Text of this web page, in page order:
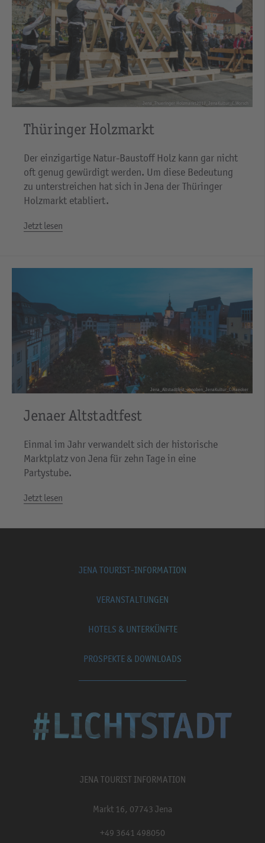
Jena_Thueringer Holzmarkt2017_JenaKultur_C.Worsch
Thüringer Holzmarkt
Der einzigartige Natur-Baustoff Holz kann gar nicht
oft genug gewürdigt werden. Um diese Bedeutung
zu unterstreichen hat sich in Jena der Thüringer
Holzmarkt etabliert.
Jetzt lesen
Jena_Altstadtfest_vonoben_JenaKultur_C.Haecker
Jenaer Altstadtfest
Einmal im Jahr verwandelt sich der historische
Marktplatz von Jena für zehn Tage in eine
Partystube.
Jetzt lesen
JENA TOURIST-INFORMATION
VERANSTALTUNGEN
HOTELS & UNTERKÜNFTE
PROSPEKTE & DOWNLOADS
JENA TOURIST INFORMATION
Markt 16, 07743 Jena
+49 3641 498050